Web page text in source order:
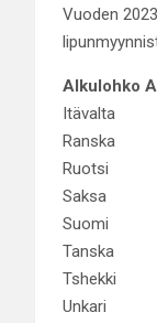
Vuoden
Alkulohko
Itävalta
Ranska
Ruotsi
Saksa
Suomi
Tanska
Tshekki
Unkari